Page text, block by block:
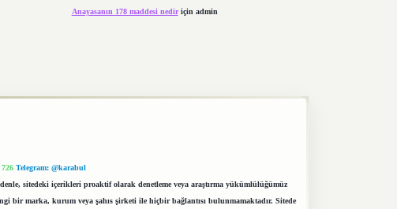
Anayasanın 178 maddesi nediriçin admin
Telegram: @karabul
sitedeki içerikleri proaktif olarak denetleme veya araştırma yükümlülüğümüz
bir marka, kurum veya şahıs şirketi ile hiçbir bağlantısı bulunmamaktadır. Sitede